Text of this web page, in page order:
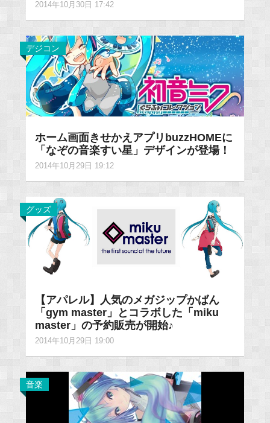
2014年10月30日 17:42
デジコン
ホーム画面きせかえアプリbuzzHOMEに
「なぞの音楽すい星」デザインが登場！
2014年10月29日 19:12
グッズ
【アパレル】人気のメガジップかばん
「gym master」とコラボした「miku
master」の予約販売が開始♪
2014年10月29日 19:00
音楽